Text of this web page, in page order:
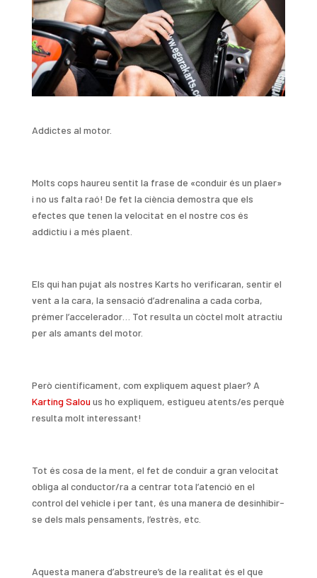
Addictes al motor.
Molts cops haureu sentit la frase de «conduir és un plaer»
i no us falta raó! De fet la ciència demostra que els
efectes que tenen la velocitat en el nostre cos és
addictiu i a més plaent.
Els qui han pujat als nostres Karts ho verificaran, sentir el
vent a la cara, la sensació d’adrenalina a cada corba,
prémer l’accelerador… Tot resulta un còctel molt atractiu
per als amants del motor.
Però científicament, com expliquem aquest plaer? A
Karting Salou us ho expliquem, estigueu atents/es perquè
resulta molt interessant!
Tot és cosa de la ment, el fet de conduir a gran velocitat
obliga al conductor/ra a centrar tota l’atenció en el
control del vehicle i per tant, és una manera de desinhibir-
se dels mals pensaments, l’estrès, etc.
Aquesta manera d’abstreure’s de la realitat és el que